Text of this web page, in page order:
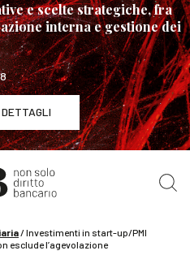
e scelte strategiche, fra
interna e gestione dei
settembre
Artificiale
/Investimenti in start-up/PMI
esclude l’agevolazione